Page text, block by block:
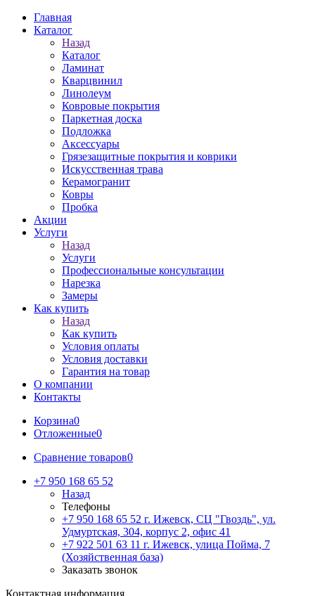
Главная
Каталог
Назад
Каталог
Ламинат
Кварцвинил
Линолеум
Ковровые покрытия
Паркетная доска
Подложка
Аксессуары
Грязезащитные покрытия и коврики
Искусственная трава
Керамогранит
Ковры
Пробка
Акции
Услуги
Назад
Услуги
Профессиональные консультации
Нарезка
Замеры
Как купить
Назад
Как купить
Условия оплаты
Условия доставки
Гарантия на товар
О компании
Контакты
Корзина0
Отложенные0
Сравнение товаров0
+7 950 168 65 52
Назад
Телефоны
+7 950 168 65 52 г. Ижевск, СЦ "Гвоздь", ул.
Удмуртская, 304, корпус 2, офис 41
+7 922 501 63 11 г. Ижевск, улица Пойма, 7
(Хозяйственная база)
Заказать звонок
Контактная информация